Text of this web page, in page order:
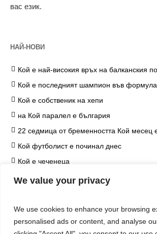
We value your privacy
We use cookies to enhance your browsing
personalised ads or content, and analyse
вас език.
НАЙ-НОВИ
Кой е най-високия връх на балканския
Кой е последният шампион във формула
Кой е собственик на хепи
на Кой паралел е българия
22 седмица от бременността Кой месец
Кой футболист е починал днес
Кой е чеченеца
на Кой козметичен продукт чърчил не е
ограничение
Кой е хитлер